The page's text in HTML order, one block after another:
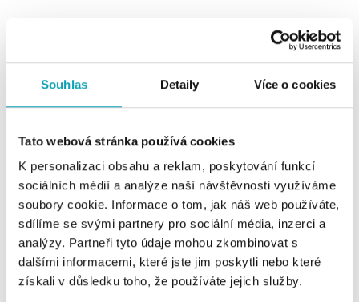
Souhlas Detaily Více o cookies
Tato webová stránka používá cookies
K personalizaci obsahu a reklam, poskytování funkcí
sociálních médií a analýze naší návštěvnosti využíváme
soubory cookie. Informace o tom, jak náš web používáte,
sdílíme se svými partnery pro sociální média, inzerci a
analýzy. Partneři tyto údaje mohou zkombinovat s
dalšími informacemi, které jste jim poskytli nebo které
získali v důsledku toho, že používáte jejich služby.
Prihlásenie k odberu newslettera
Objavte najnovšie kolekcie, novinky a exkluzívne uvedenia na